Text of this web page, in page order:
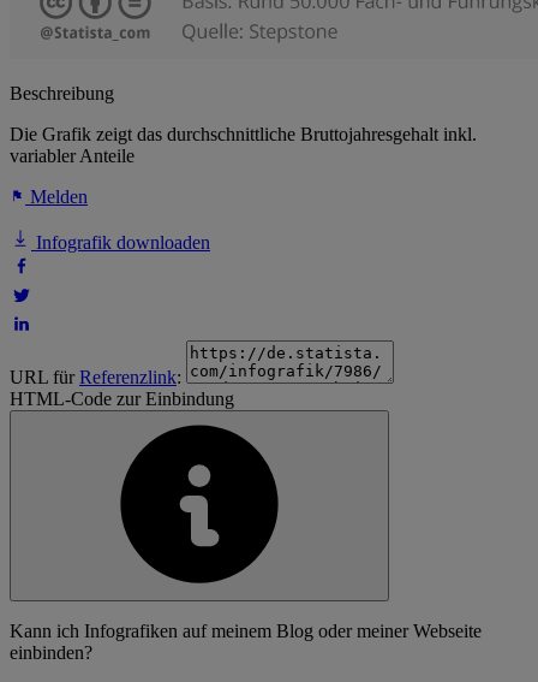
Beschreibung
Die Grafik zeigt das durchschnittliche Bruttojahresgehalt inkl.
variabler Anteile
Melden
Infografik downloaden
URL fürReferenzlink:
HTML-Code zur Einbindung
Kann ich Infografiken auf meinem Blog oder meiner Webseite
einbinden?